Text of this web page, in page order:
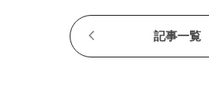
記事一覧